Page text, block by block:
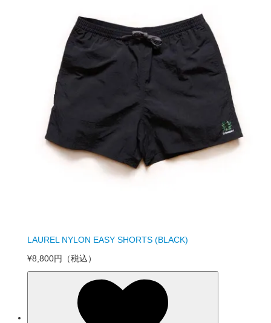
LAUREL NYLON EASY SHORTS (BLACK)
¥8,800円
（税込）